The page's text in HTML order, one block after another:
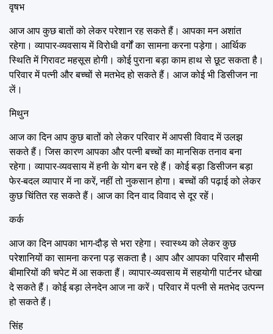
वृषभ
आज आप कुछ बातों को लेकर परेशान रह सकते हैं। आपका मन अशांत
रहेगा। व्यापार-व्यवसाय में विरोधी वर्गों का सामना करना पड़ेगा। आर्थिक
स्थिति में गिरावट महसूस होगी। कोई पुराना बड़ा काम हाथ से छूट सकता है।
परिवार में पत्नी और बच्चों से मतभेद हो सकते हैं। आज कोई भी डिसीजन ना
लें।
मिथुन
आज का दिन आप कुछ बातों को लेकर परिवार में आपसी विवाद में उलझ
सकते हैं। जिस कारण आपका और पत्नी बच्चों का मानसिक तनाव बना
रहेगा। व्यापार-व्यवसाय में हनी के योग बन रहे हैं। कोई बड़ा डिसीजन बड़ा
फेर-बदल व्यापार में ना करें, नहीं तो नुकसान होगा। बच्चों की पढ़ाई को लेकर
कुछ चिंतित रह सकते हैं। आज का दिन वाद विवाद से दूर रहें।
कर्क
आज का दिन आपका भाग-दौड़ से भरा रहेगा। स्वास्थ्य को लेकर कुछ
परेशानियों का सामना करना पड़ सकता है। आप और आपका परिवार मौसमी
बीमारियों की चपेट में आ सकता हैं। व्यापार-व्यवसाय में सहयोगी पार्टनर धोखा
दे सकते हैं। कोई बड़ा लेनदेन आज ना करें। परिवार में पत्नी से मतभेद उत्पन्न
हो सकते हैं।
सिंह